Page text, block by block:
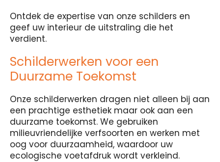
Ontdek de expertise van onze schilders en
geef uw interieur de uitstraling die het
verdient.
Schilderwerken voor een
Duurzame Toekomst
Onze schilderwerken dragen niet alleen bij aan
een prachtige esthetiek maar ook aan een
duurzame toekomst. We gebruiken
milieuvriendelijke verfsoorten en werken met
oog voor duurzaamheid, waardoor uw
ecologische voetafdruk wordt verkleind.